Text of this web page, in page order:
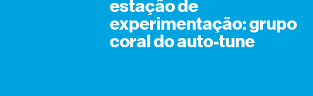
estação de
experimentação: grupo
coral do auto-tune